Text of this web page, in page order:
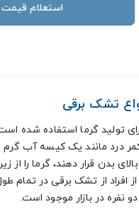
استعلام قیمت
تشک برقی
گرما استفاده‌ شده است.
درد مانند یک کیسه آب
بدن قرار دهند، گرما را از
از تشک برقی در تمام
در بازار موجود است.